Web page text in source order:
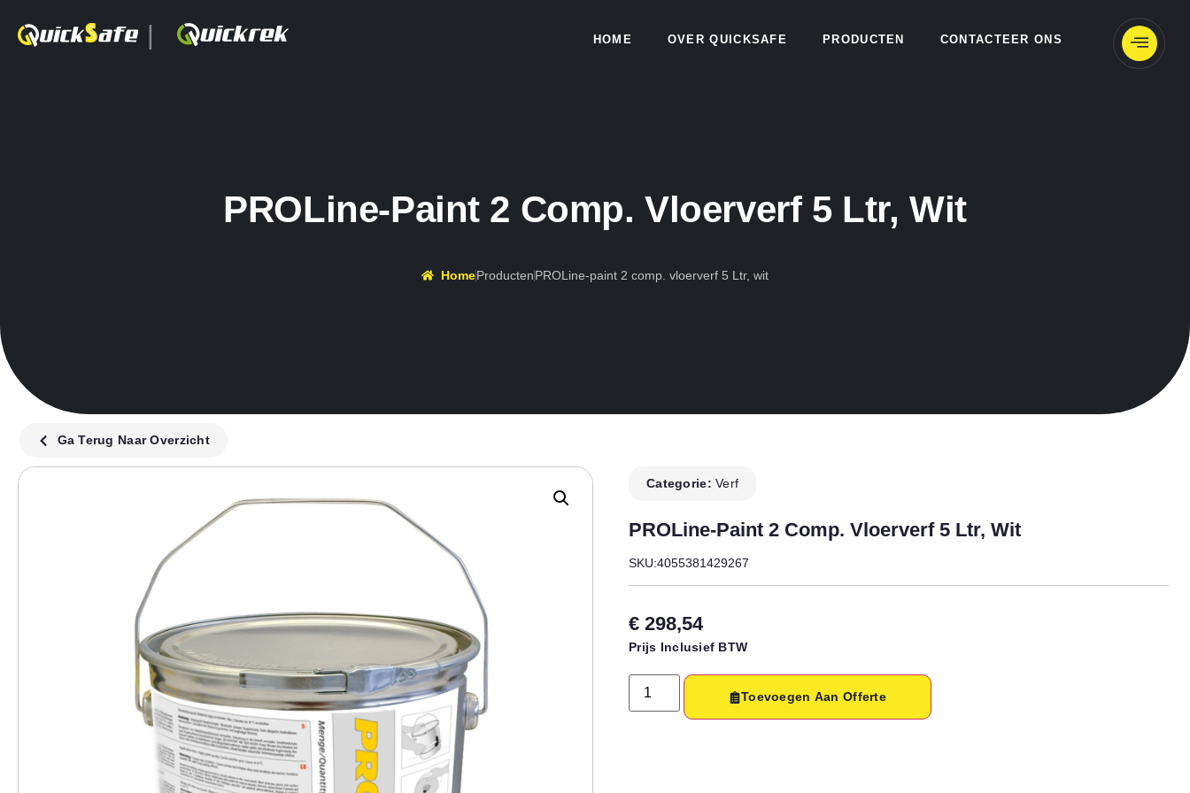
| HOME OVER QUICKSAFE PRODUCTEN CONTACTEER ONS
PROLine-Paint 2 Comp. Vloerverf 5 Ltr, Wit
HomeProductenPROLine-paint 2 comp. vloerverf 5 Ltr, wit
Ga Terug Naar Overzicht
Categorie:Verf
PROLine-Paint 2 Comp. Vloerverf 5 Ltr, Wit
SKU:4055381429267
€ 298,54
Prijs Inclusief BTW
Toevoegen Aan Offerte